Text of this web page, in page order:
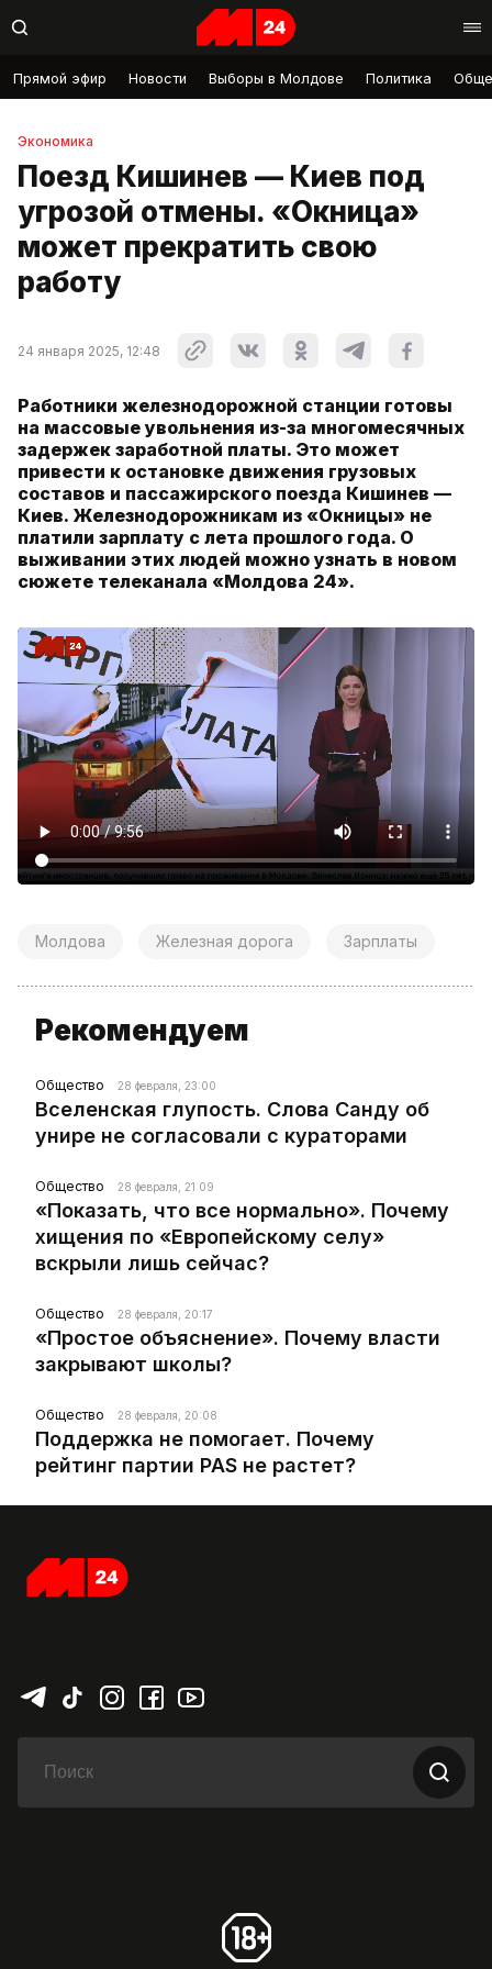
Прямой эфир Новости Выборы в Молдове Политика
Экономика
Поезд Кишинев — Киев под
угрозой отмены. «Окница»
может прекратить свою
работу
24 января 2025, 12:48
Работники железнодорожной станции готовы
на массовые увольнения из-за многомесячных
задержек заработной платы. Это может
привести к остановке движения грузовых
составов и пассажирского поезда Кишинев —
Киев. Железнодорожникам из «Окницы» не
платили зарплату с лета прошлого года. О
выживании этих людей можно узнать в новом
сюжете телеканала «Молдова 24».
Молдова Железная дорога Зарплаты
Рекомендуем
Общество 28 февраля, 23:00
Вселенская глупость. Слова Санду об
унире не согласовали с кураторами
Общество 28 февраля, 21:09
«Показать, что все нормально». Почему
хищения по «Европейскому селу»
вскрыли лишь сейчас?
Общество 28 февраля, 20:17
«Простое объяснение». Почему власти
закрывают школы?
Общество 28 февраля, 20:08
Поддержка не помогает. Почему
рейтинг партии PAS не растет?